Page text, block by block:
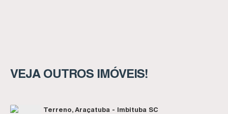
VEJA OUTROS IMÓVEIS!
Terreno, Araçatuba - Imbituba SC